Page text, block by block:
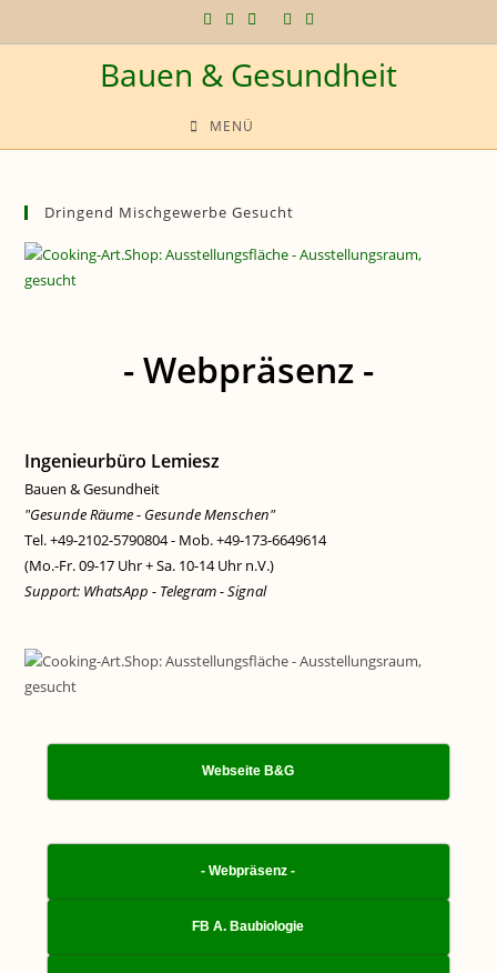
Inhalt
Bauen & Gesundheit
MENÜ
Dringend Mischgewerbe Gesucht
- Webpräsenz -
Ingenieurbüro Lemiesz
Bauen & Gesundheit
"Gesunde Räume - Gesunde Menschen"
Tel. +49-2102-5790804 - Mob. +49-173-6649614
(Mo.-Fr. 09-17 Uhr + Sa. 10-14 Uhr n.V.)
Support: WhatsApp - Telegram - Signal
Webseite B&G
- Webpräsenz -
FB A. Baubiologie